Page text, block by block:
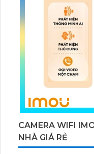
CAMERA WIFI
NHÀ GIÁ RẺ